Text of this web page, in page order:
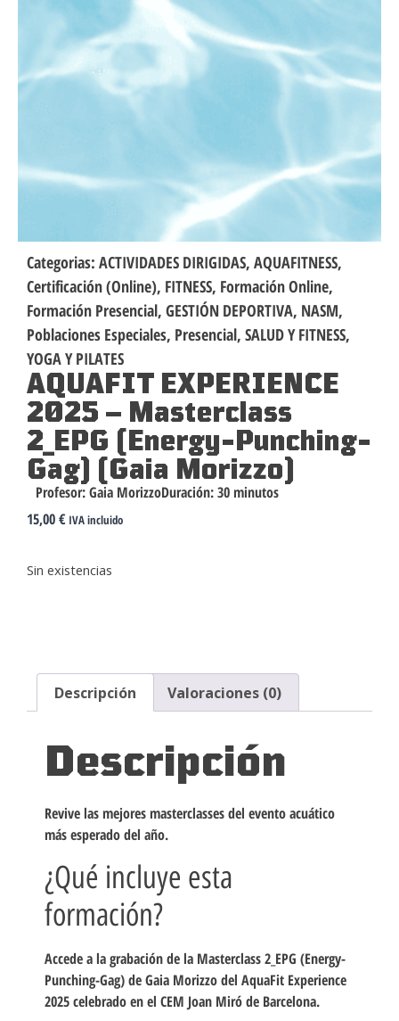
Categorias: ACTIVIDADES DIRIGIDAS, AQUAFITNESS,
Certificación (Online), FITNESS, Formación Online,
Formación Presencial, GESTIÓN DEPORTIVA, NASM,
Poblaciones Especiales, Presencial, SALUD Y FITNESS,
YOGA Y PILATES
AQUAFIT EXPERIENCE
2025 – Masterclass
2_EPG (Energy-Punching-
Gag) (Gaia Morizzo)
Profesor:Gaia MorizzoDuración:30 minutos
15,00€ IVA incluido
Sin existencias
Descripción Valoraciones (0)
Descripción
Revive las mejores masterclasses del evento acuático
más esperado del año.
¿Qué incluye esta
formación?
Accede a la grabación de la Masterclass 2_EPG (Energy-
Punching-Gag) de Gaia Morizzo del AquaFit Experience
2025 celebrado en el CEM Joan Miró de Barcelona.